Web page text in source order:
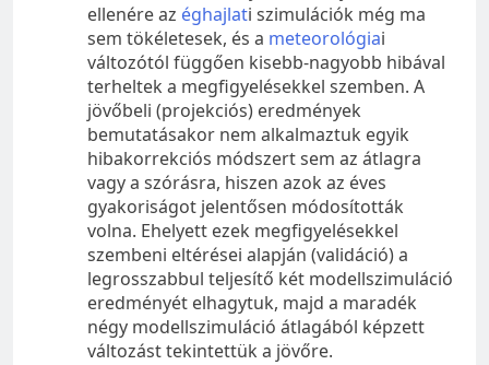
ellenére az éghajlati szimulációk még ma
sem tökéletesek, és a meteorológiai
változótól függően kisebb-nagyobb hibával
terheltek a megfigyelésekkel szemben. A
jövőbeli (projekciós) eredmények
bemutatásakor nem alkalmaztuk egyik
hibakorrekciós módszert sem az átlagra
vagy a szórásra, hiszen azok az éves
gyakoriságot jelentősen módosították
volna. Ehelyett ezek megfigyelésekkel
szembeni eltérései alapján (validáció) a
legrosszabbul teljesítő két modellszimuláció
eredményét elhagytuk, majd a maradék
négy modellszimuláció átlagából képzett
változást tekintettük a jövőre.